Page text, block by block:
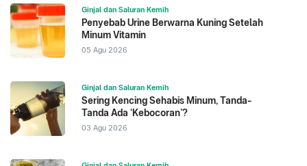
Ginjal dan Saluran Kemih
Penyebab Urine Berwarna Kuning Setelah
Minum Vitamin
05 Agu 2026
Ginjal dan Saluran Kemih
Sering Kencing Sehabis Minum, Tanda-
Tanda Ada ‘Kebocoran’?
03 Agu 2026